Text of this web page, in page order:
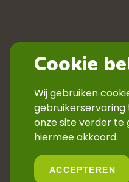
Cookie
Wij gebruiken
onze site verder te
hiermee akkoord.
ACCEPTEREN